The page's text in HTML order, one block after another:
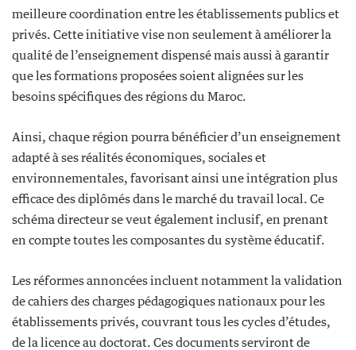
meilleure coordination entre les établissements publics et
privés. Cette initiative vise non seulement à améliorer la
qualité de l’enseignement dispensé mais aussi à garantir
que les formations proposées soient alignées sur les
besoins spécifiques des régions du Maroc.
Ainsi, chaque région pourra bénéficier d’un enseignement
adapté à ses réalités économiques, sociales et
environnementales, favorisant ainsi une intégration plus
efficace des diplômés dans le marché du travail local. Ce
schéma directeur se veut également inclusif, en prenant
en compte toutes les composantes du système éducatif.
Les réformes annoncées incluent notamment la validation
de cahiers des charges pédagogiques nationaux pour les
établissements privés, couvrant tous les cycles d’études,
de la licence au doctorat. Ces documents serviront de